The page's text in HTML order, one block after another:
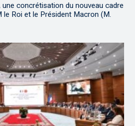
concrétisation du nouveau cadre
le Roi et le Président Macron (M.